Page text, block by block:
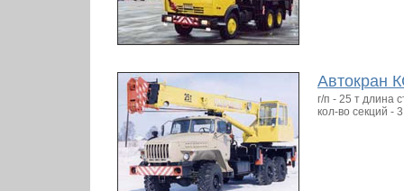
Автокран
г/п - 25 т длина
кол-во секций - 3